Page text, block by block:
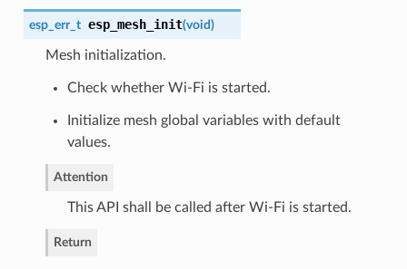
esp_err_t esp_mesh_init(void)
Mesh initialization.
Check whether Wi-Fi is started.
Initialize mesh global variables with default
values.
Attention
This API shall be called after Wi-Fi is started.
Return